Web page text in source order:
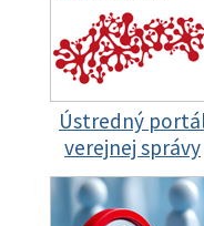
Ústredný
verejnej správy